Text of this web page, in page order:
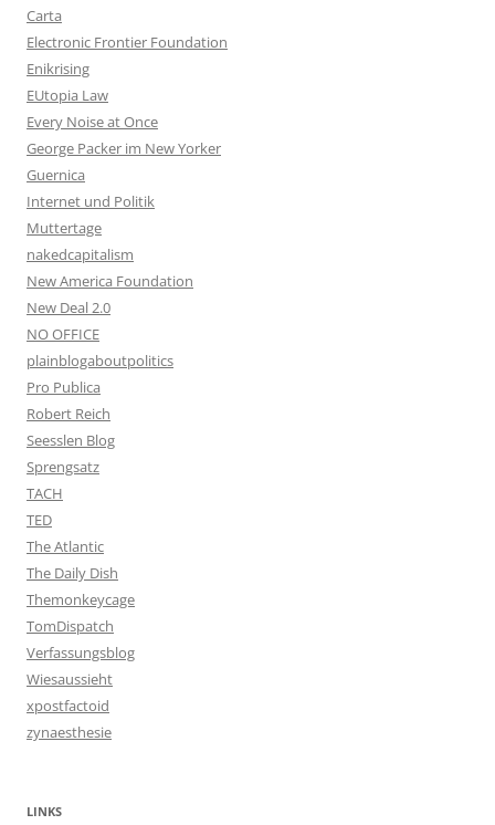
Carta
Electronic Frontier Foundation
Enikrising
EUtopia Law
Every Noise at Once
George Packer im New Yorker
Guernica
Internet und Politik
Muttertage
nakedcapitalism
New America Foundation
New Deal 2.0
NO OFFICE
plainblogaboutpolitics
Pro Publica
Robert Reich
Seesslen Blog
Sprengsatz
TACH
TED
The Atlantic
The Daily Dish
Themonkeycage
TomDispatch
Verfassungsblog
Wiesaussieht
xpostfactoid
zynaesthesie
LINKS